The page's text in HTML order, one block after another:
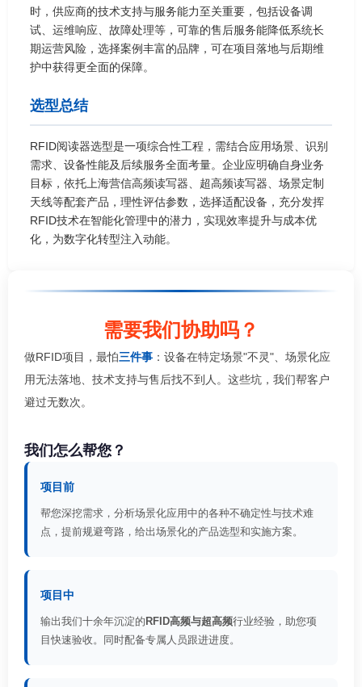
时，供应商的技术支持与服务能力至关重要，包括设备调
试、运维响应、故障处理等，可靠的售后服务能降低系统长
期运营风险，选择案例丰富的品牌，可在项目落地与后期维
护中获得更全面的保障。
选型总结
RFID阅读器选型是一项综合性工程，需结合应用场景、识别
需求、设备性能及后续服务全面考量。企业应明确自身业务
目标，依托上海营信高频读写器、超高频读写器、场景定制
天线等配套产品，理性评估参数，选择适配设备，充分发挥
RFID技术在智能化管理中的潜力，实现效率提升与成本优
化，为数字化转型注入动能。
需要我们协助吗？
做RFID项目，最怕三件事 ：设备在特定场景"不灵"、场景化应
用无法落地、技术支持与售后找不到人。这些坑，我们帮客户
避过无数次。
我们怎么帮您？
项目前
帮您深挖需求，分析场景化应用中的各种不确定性与技术难
点，提前规避弯路，给出场景化的产品选型和实施方案。
项目中
输出我们十余年沉淀的 RFID高频与超高频行业经验，助您项
目快速验收。同时配备专属人员跟进进度。